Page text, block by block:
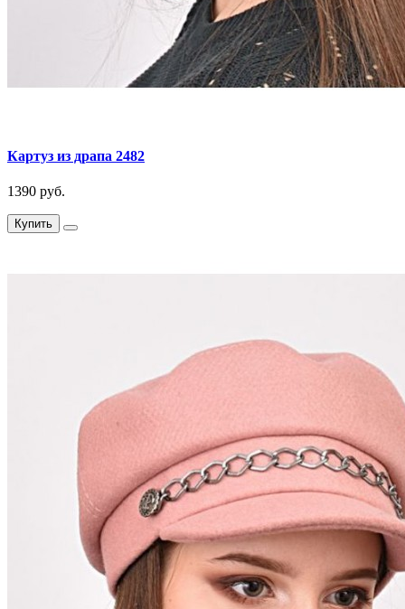
Картуз из драпа 2482
1390 руб.
Купить